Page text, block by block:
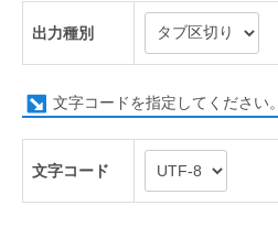
出力種別
文字コードを指定してください。
文字コード